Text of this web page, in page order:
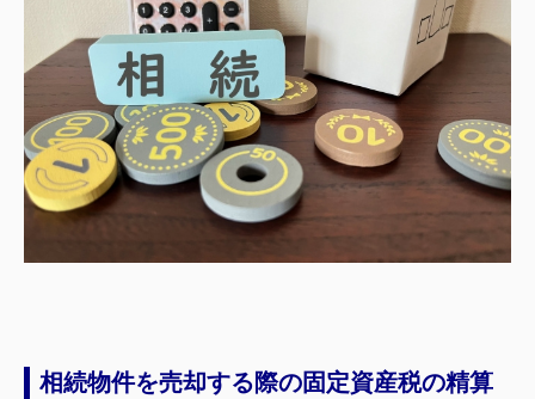
相続物件を売却する際の固定資産税の精算